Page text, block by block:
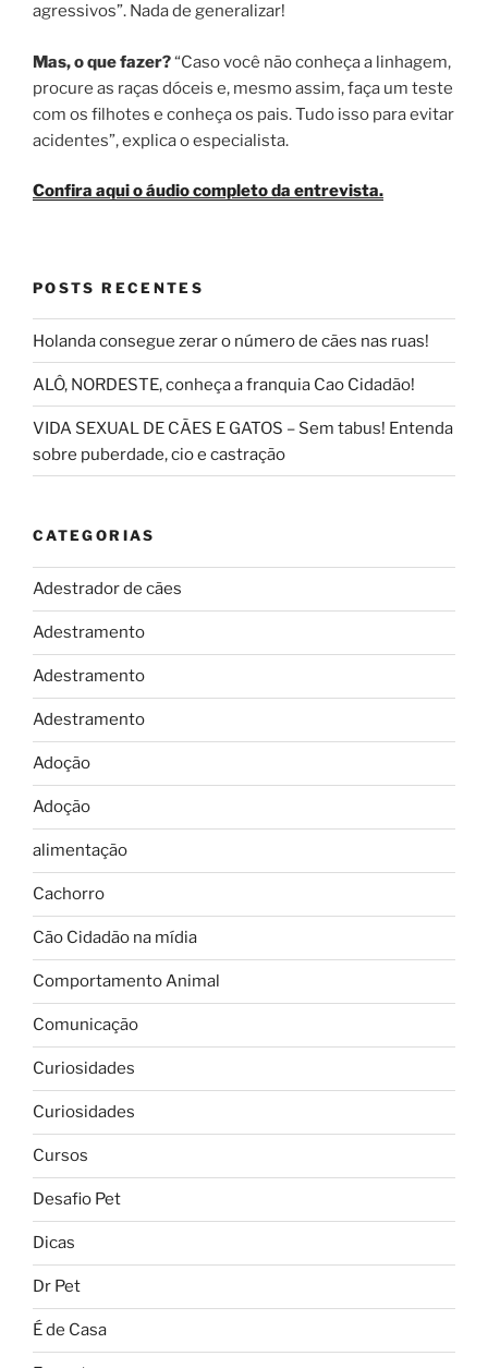
agressivos”. Nada de generalizar!
Mas, o que fazer?“Caso você não conheça a linhagem,
procure as raças dóceis e, mesmo assim, faça um teste
com os filhotes e conheça os pais. Tudo isso para evitar
acidentes”, explica o especialista.
Confira aqui o áudio completo da entrevista.
POSTS RECENTES
Holanda consegue zerar o número de cães nas ruas!
ALÔ, NORDESTE, conheça a franquia Cao Cidadão!
VIDA SEXUAL DE CÃES E GATOS – Sem tabus! Entenda
sobre puberdade, cio e castração
CATEGORIAS
Adestrador de cães
Adestramento
Adestramento
Adestramento
Adoção
Adoção
alimentação
Cachorro
Cão Cidadão na mídia
Comportamento Animal
Comunicação
Curiosidades
Curiosidades
Cursos
Desafio Pet
Dicas
Dr Pet
É de Casa